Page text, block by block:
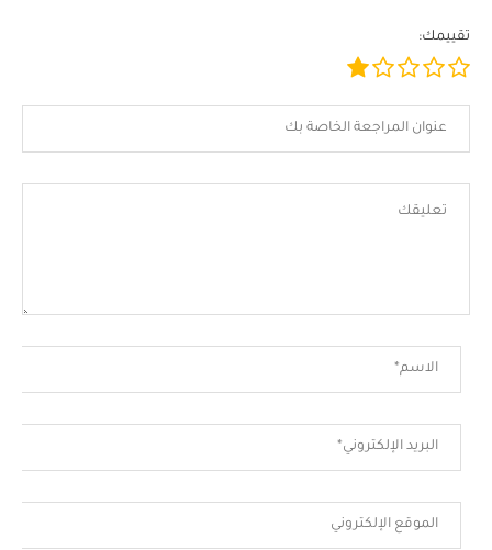
تقييمك: